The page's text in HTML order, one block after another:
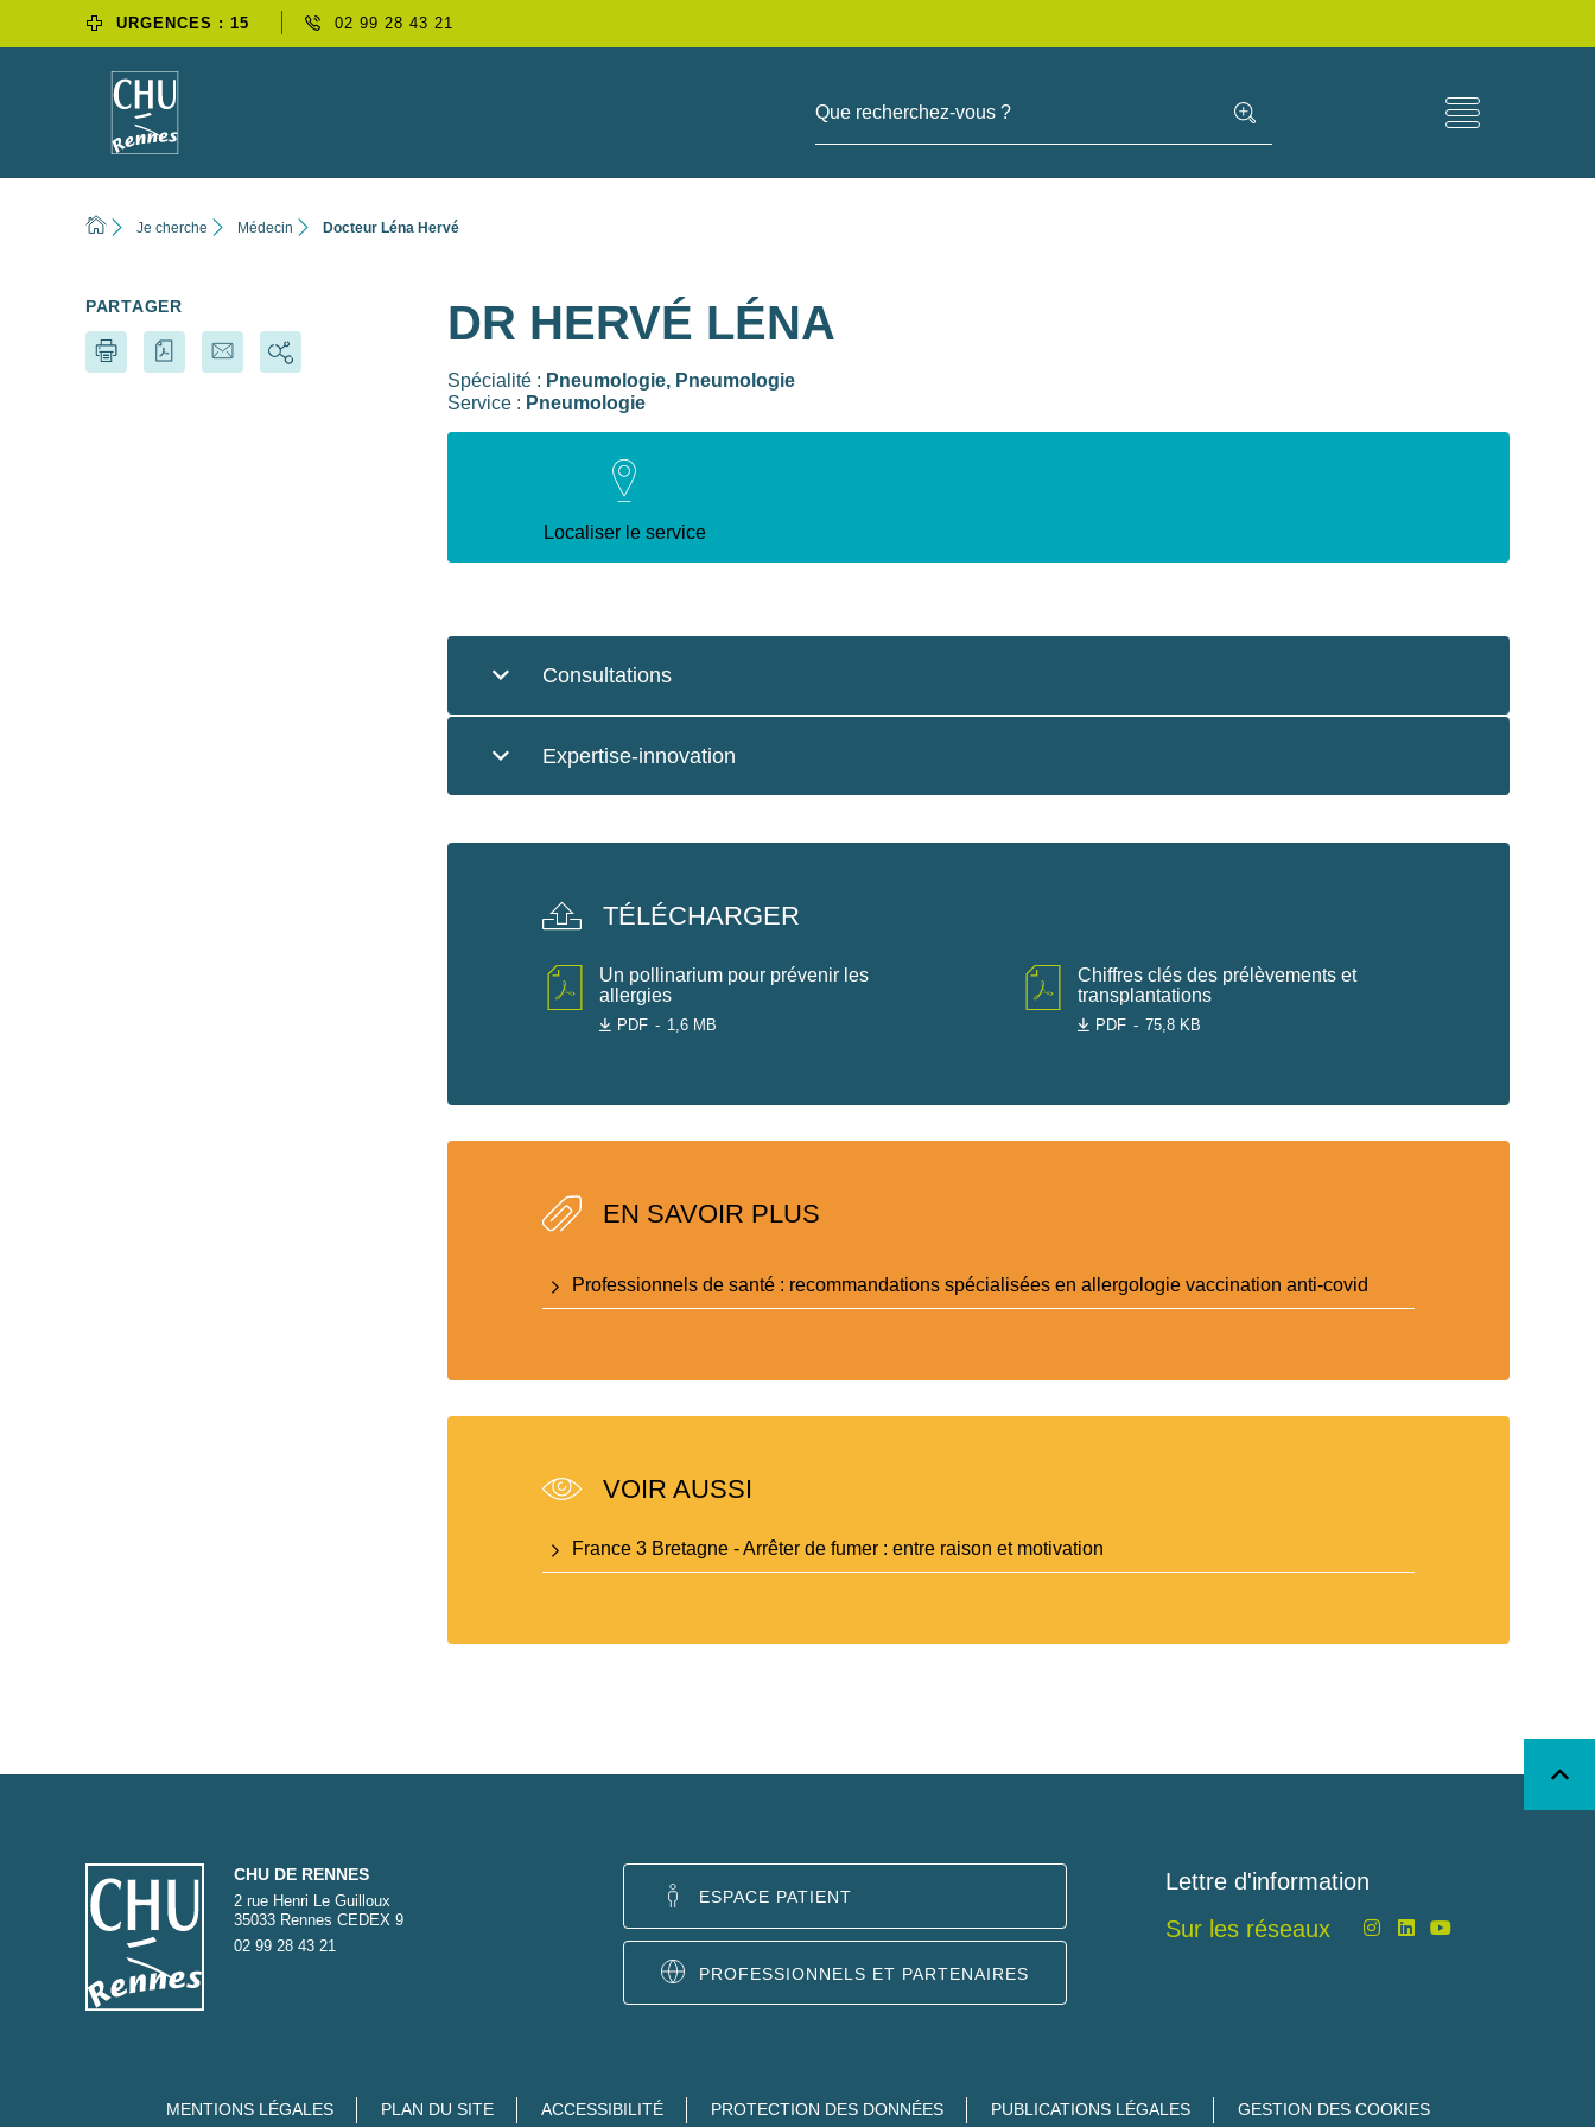
URGENCES : 15 02 99 28 43 21
Que recherchez-vous ?
Je cherche Médecin Docteur Léna Hervé
DR HERVÉ LÉNA
Spécialité : Pneumologie, Pneumologie
Service : Pneumologie
Localiser le service
Consultations
Expertise-innovation
TÉLÉCHARGER
Un pollinarium pour prévenir les
allergies
PDF 1,6 MB
Chiffres clés des prélèvements et
transplantations
PDF 75,8 KB
EN SAVOIR PLUS
Professionnels de santé : recommandations spécialisées en allergologie vaccination anti-covid
VOIR AUSSI
France 3 Bretagne - Arrêter de fumer : entre raison et motivation
PARTAGER
CHU DE RENNES
2 rue Henri Le Guilloux
35033 Rennes CEDEX 9
02 99 28 43 21
ESPACE PATIENT
PROFESSIONNELS ET PARTENAIRES
Lettre d'information
Sur les réseaux
MENTIONS LÉGALES PLAN DU SITE ACCESSIBILITÉ PROTECTION DES DONNÉES PUBLICATIONS LÉGALES GESTION DES COOKIES